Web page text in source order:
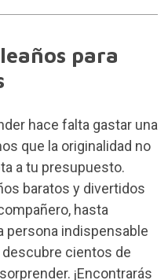
para
hace falta gastar una
que la originalidad no
a tu presupuesto.
baratos y divertidos
hasta
persona indispensable
descubre cientos de
¡Encontrarás